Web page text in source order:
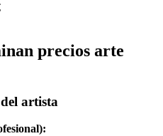
precios arte
artista